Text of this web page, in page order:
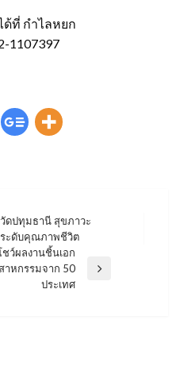
ด้ที่ กำไลหยก
1107397
ดปทุมธานี สุขภาวะ
ะดับคุณภาพชีวิต
ชว์ผลงานชิ้นเอก
าหกรรมจาก 50
ประเทศ